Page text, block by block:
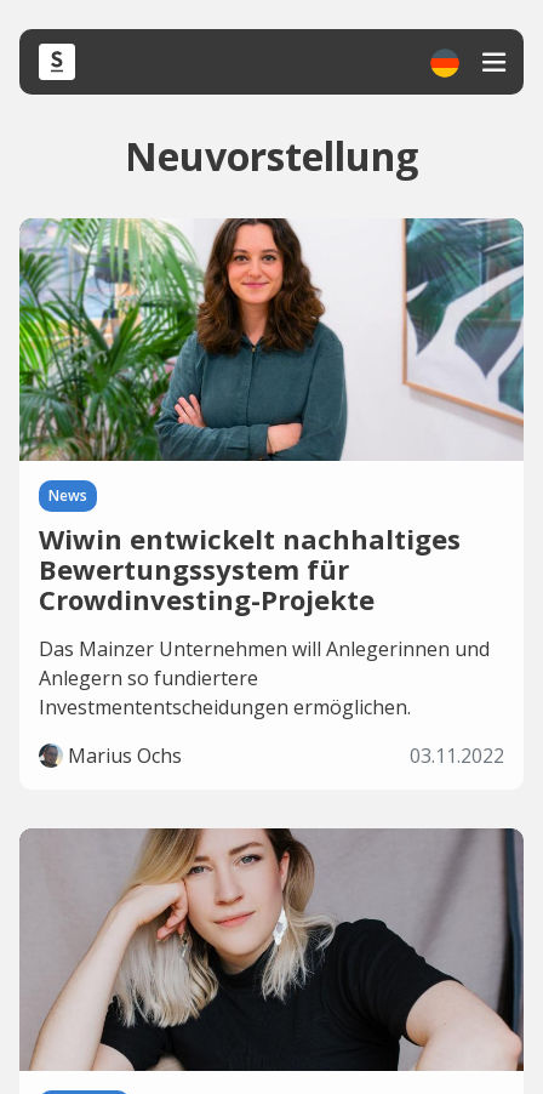
Neuvorstellung
News
Wiwin entwickelt nachhaltiges
Bewertungssystem für
Crowdinvesting-Projekte
Das Mainzer Unternehmen will Anlegerinnen und
Anlegern so fundiertere
Investmententscheidungen ermöglichen.
Marius Ochs
03.11.2022